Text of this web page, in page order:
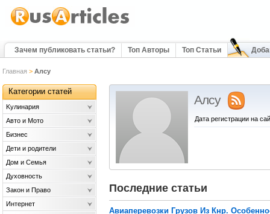
Зачем публиковать статьи? Топ Авторы Топ Статьи
Главная > Алсу
Алсу
Дата регистрации на
Последние статьи
Авиаперевозки Грузов Из Кнр.
Категории статей
Kулинария
Авто и Мото
Бизнес
Дети и родители
Дом и Семья
Духовность
Закон и Право
Интернет